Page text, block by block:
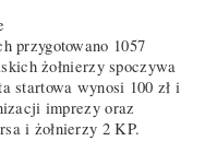
przygotowano 1057
żołnierzy spoczywa
startowa wynosi 100 zł i
imprezy oraz
i żołnierzy 2 KP.